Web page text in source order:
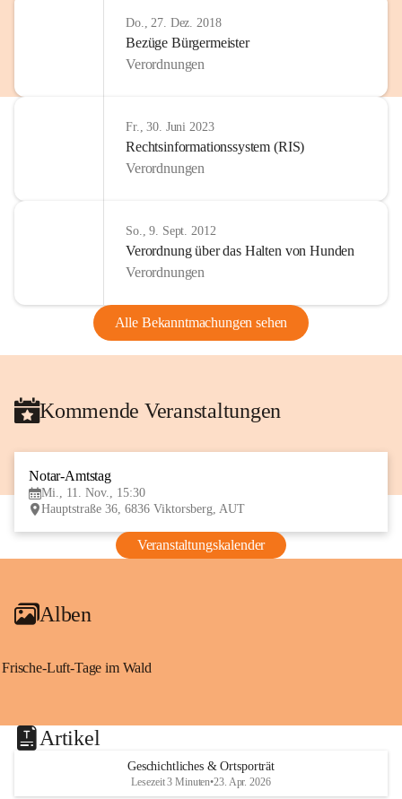
Do., 27. Dez. 2018
Bezüge Bürgermeister
Verordnungen
Fr., 30. Juni 2023
Rechtsinformationssystem (RIS)
Verordnungen
So., 9. Sept. 2012
Verordnung über das Halten von Hunden
Verordnungen
Alle Bekanntmachungen sehen
Kommende Veranstaltungen
Notar-Amtstag
Mi., 11. Nov., 15:30
Hauptstraße 36, 6836 Viktorsberg, AUT
Veranstaltungskalender
Alben
Frische-Luft-Tage im Wald
Artikel
Geschichtliches & Ortsporträt
Lesezeit 3 Minuten•23. Apr. 2026